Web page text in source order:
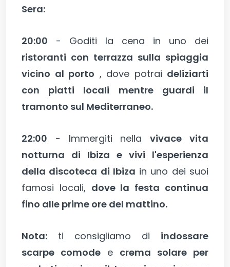
Sera:
20:00 - Goditi la cena in uno dei
ristoranti con terrazza sulla spiaggia
vicino al porto , dove potrai deliziarti
con piatti locali mentre guardi il
tramonto sul Mediterraneo.
22:00 - Immergiti nellavivace vita
notturna di Ibiza e vivi l'esperienza
della discoteca di Ibiza in uno dei suoi
famosi locali, dove la festa continua
fino alle prime ore del mattino.
Nota: ti consigliamo di indossare
scarpe comode e crema solare per